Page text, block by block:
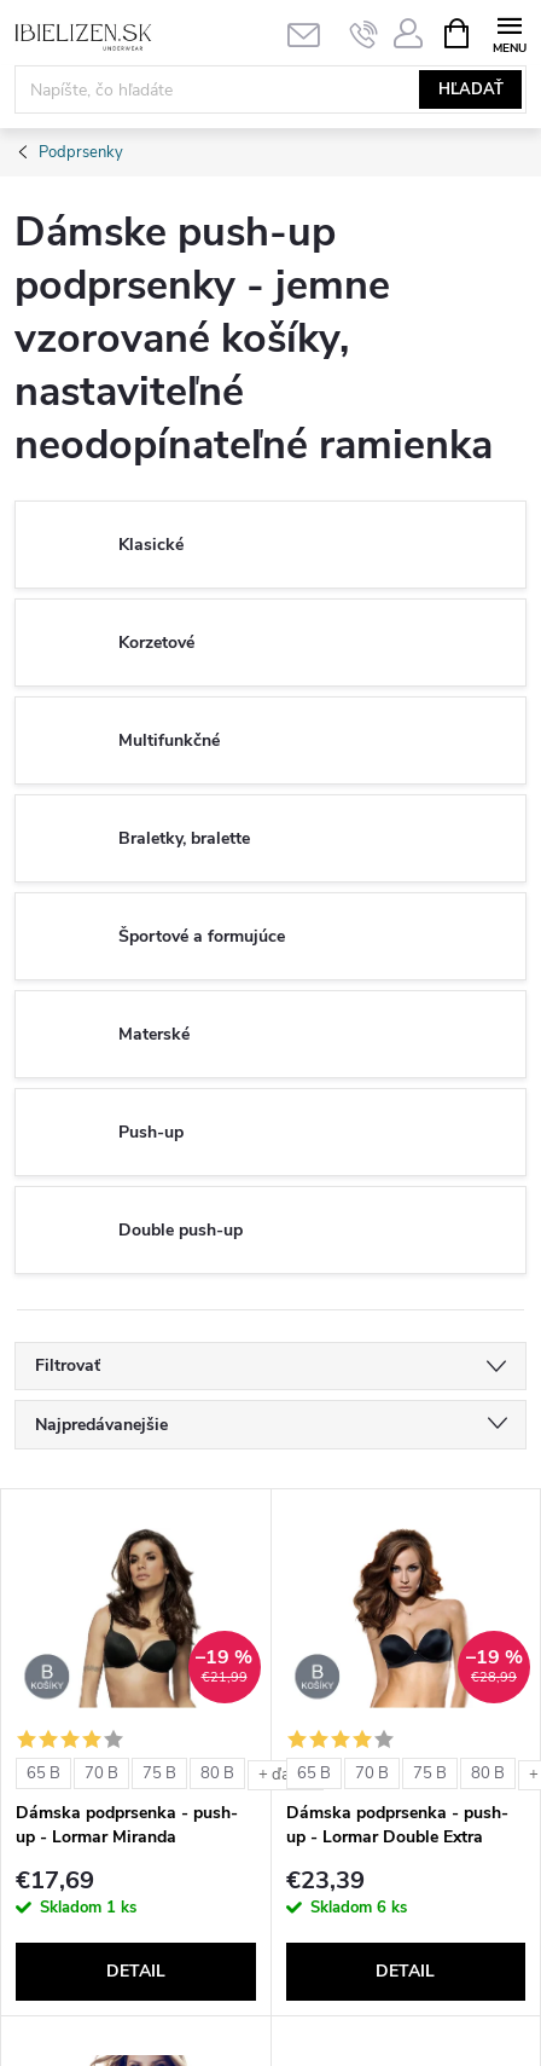
na
obsah
HĽADAŤ
KOŠÍK
Podprsenky
Dámske push-up
podprsenky - jemne
vzorované košíky,
nastaviteľné
neodopínateľné ramienka
Klasické
Korzetové
Multifunkčné
Braletky, bralette
Športové a formujúce
Materské
Push-up
Double push-up
Filtrovať
R
a
n
i
e
p
r
d
Najpredávanejšie
p
i
s
p
r
o
d
€21,99
–19 %
65 B 70 B 75 B 80 B + ďalšie
Dámska podprsenka - push-
up - Lormar Miranda
€17,69
Skladom 1 ks
DETAIL
€28,99
–19 %
65 B 70 B 75 B 80 B
Dámska podprsenka - push-
up - Lormar Double Extra
€23,39
Skladom 6 ks
DETAIL